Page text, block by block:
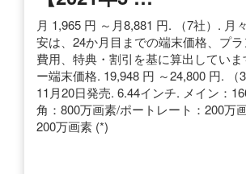
月 1,965 円 ～月8,881 円. （7社）. 月
安は、24か月目までの端末価格、プ
費用、特典・割引を基に算出していま
ー端末価格. 19,948 円 ～24,800 円. （
11月20日発売. 6.44インチ. メイン：
角：800万画素/ポートレート：200万
200万画素 (*)